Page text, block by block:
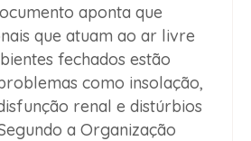
aponta que
que atuam ao ar livre
fechados estão
como insolação,
renal e distúrbios
a Organização